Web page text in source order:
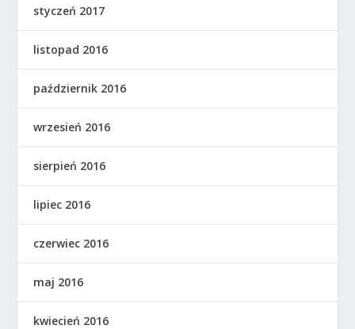
styczeń 2017
listopad 2016
październik 2016
wrzesień 2016
sierpień 2016
lipiec 2016
czerwiec 2016
maj 2016
kwiecień 2016